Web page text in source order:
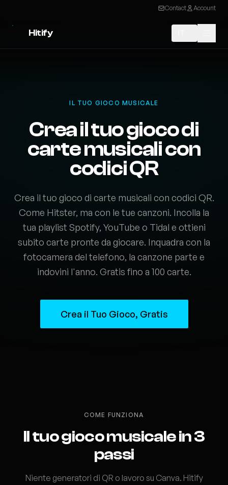
Contact Account
Hitify
IL TUO GIOCO MUSICALE
Crea il tuo gioco di
carte musicali con
codici QR
Crea il tuo gioco di carte musicali con codici QR.
Come Hitster, ma con le tue canzoni. Incolla la
tua playlist Spotify, YouTube o Tidal e ottieni
subito carte pronte da giocare. Inquadra con la
fotocamera del telefono, la canzone parte e
indovini l'anno. Gratis fino a 100 carte.
Crea il Tuo Gioco, Gratis
COME FUNZIONA
Il tuo gioco musicale in 3
passi
Niente generatori di QR o lavoro su Canva. Hitify